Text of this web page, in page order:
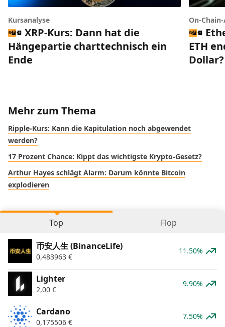
Kursanalyse
XRP-Kurs: Dann hat die
Hängepartie charttechnisch ein
Ende
On-
ETH
Dollar?
Mehr zum Thema
Ripple-Kurs: Kann die Kapitulation noch abgewendet
werden?
17 Prozent Chance: Kippt das wichtigste Krypto-Gesetz?
Arthur Hayes schlägt Alarm: Darum könnte Bitcoin
explodieren
Top Flop
币安人生 (BinanceLife)
0,483963 €
11.50%
Lighter
2,00 €
9.90%
Cardano
0,175506 €
7.50%